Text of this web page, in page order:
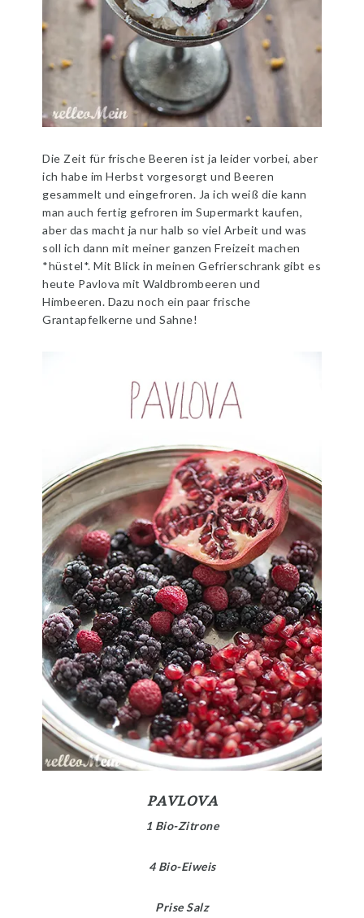
Die Zeit für frische Beeren ist ja leider vorbei, aber
ich habe im Herbst vorgesorgt und Beeren
gesammelt und eingefroren. Ja ich weiß die kann
man auch fertig gefroren im Supermarkt kaufen,
aber das macht ja nur halb so viel Arbeit und was
soll ich dann mit meiner ganzen Freizeit machen
*hüstel*. Mit Blick in meinen Gefrierschrank gibt es
heute Pavlova mit Waldbrombeeren und
Himbeeren. Dazu noch ein paar frische
Grantapfelkerne und Sahne!
PAVLOVA
1 Bio-Zitrone
4 Bio-Eiweis
Prise Salz